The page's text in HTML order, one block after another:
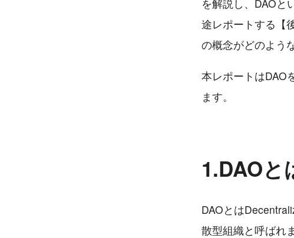
を解説し、DAOと
途レポートする【
の概念がどのよう
本レポートはDAO
ます。
1.DAOと
DAOとは
散型組織と呼ばれ